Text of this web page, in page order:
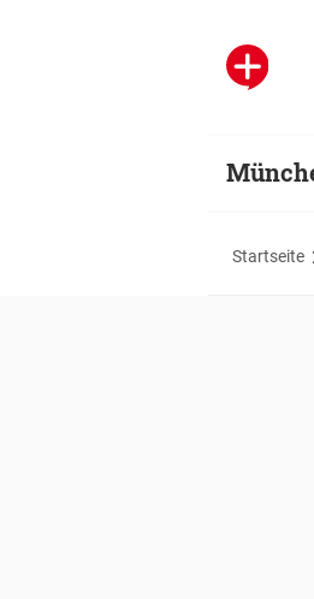
Startseite